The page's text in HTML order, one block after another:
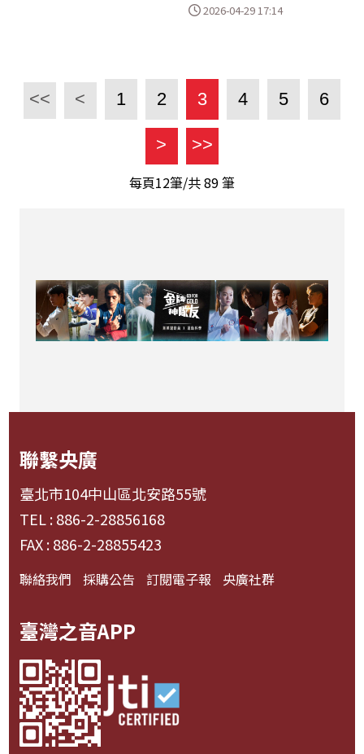
2026-04-29 17:14
<< < 1 2 3 4 5 6
> >>
每頁12筆/共89筆
聯繫央廣
臺北市104中山區北安路55號
TEL : 886-2-28856168
FAX : 886-2-28855423
聯絡我們 採購公告 訂閱電子報 央廣社群
臺灣之音APP